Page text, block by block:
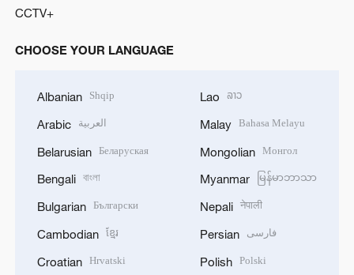
CCTV+
CHOOSE YOUR LANGUAGE
Albanian Shqip
Arabic العربية
Belarusian Беларуская
Bengali বাংলা
Bulgarian Български
Cambodian ខ្មែរ
Croatian Hrvatski
Lao ລາວ
Malay Bahasa Melayu
Mongolian Монгол
Myanmar မြန်မာဘာသာ
Nepali नेपाली
Persian فارسی
Polish Polski